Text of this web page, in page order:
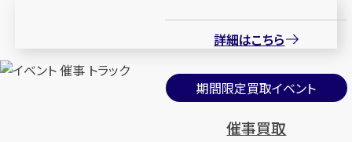
詳細はこちら
期間限定買取イベント
催事買取